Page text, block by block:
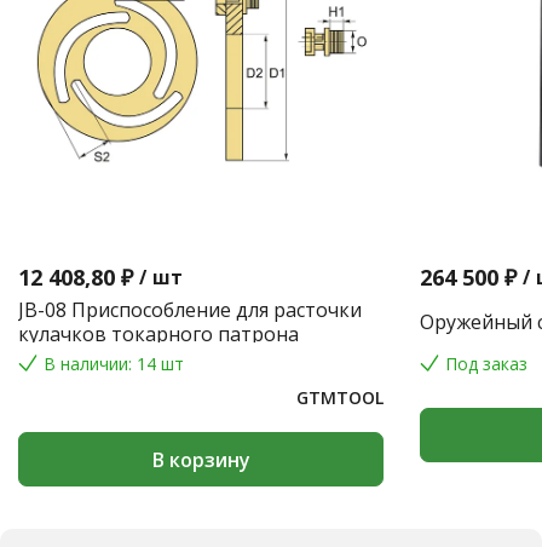
12 408,80 ₽ / шт
JB-08 Приспособление для расточки
кулачков токарного патрона
В наличии: 14 шт
GTMTOOL
В корзину
264 500 ₽ /
Оружейный
Под заказ